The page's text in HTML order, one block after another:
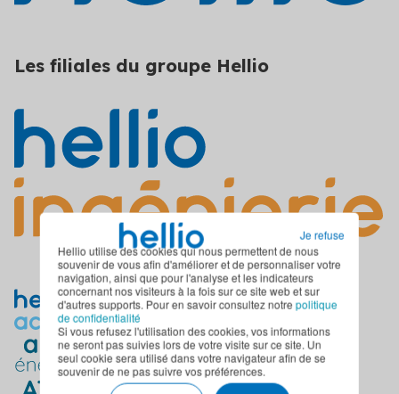
Hellio utilise des cookies qui nous permettent de nous
souvenir de vous afin d'améliorer et de personnaliser votre
navigation, ainsi que pour l'analyse et les indicateurs
concernant nos visiteurs à la fois sur ce site web et sur
d'autres supports. Pour en savoir consultez notre politique
de confidentialité
Si vous refusez l'utilisation des cookies, vos informations
ne seront pas suivies lors de votre visite sur ce site. Un
seul cookie sera utilisé dans votre navigateur afin de se
souvenir de ne pas suivre vos préférences.
Je refuse
Les filiales du groupe Hellio